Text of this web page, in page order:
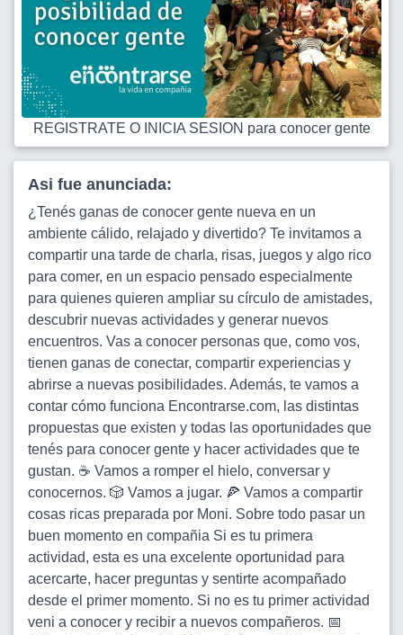
REGISTRATE O INICIA SESION para conocer gente
Asi fue anunciada:
¿Tenés ganas de conocer gente nueva en un
ambiente cálido, relajado y divertido? Te invitamos a
compartir una tarde de charla, risas, juegos y algo rico
para comer, en un espacio pensado especialmente
para quienes quieren ampliar su círculo de amistades,
descubrir nuevas actividades y generar nuevos
encuentros. Vas a conocer personas que, como vos,
tienen ganas de conectar, compartir experiencias y
abrirse a nuevas posibilidades. Además, te vamos a
contar cómo funciona Encontrarse.com, las distintas
propuestas que existen y todas las oportunidades que
tenés para conocer gente y hacer actividades que te
gustan. ☕ Vamos a romper el hielo, conversar y
conocernos. 🎲 Vamos a jugar. 🍕 Vamos a compartir
cosas ricas preparada por Moni. Sobre todo pasar un
buen momento en compañia Si es tu primera
actividad, esta es una excelente oportunidad para
acercarte, hacer preguntas y sentirte acompañado
desde el primer momento. Si no es tu primer actividad
veni a conocer y recibir a nuevos compañeros. 📅